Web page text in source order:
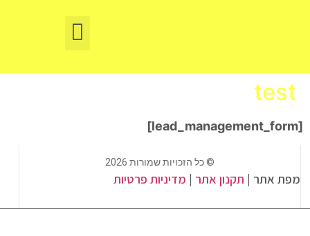
test
[lead_management_form]
© כל הזכויות שמורות 2026
מפת אתר | תקנון אתר | מדיניות פרטיות